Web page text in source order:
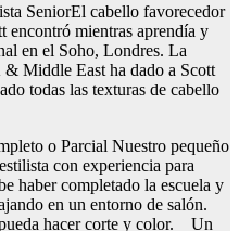
SeniorEl cabello favorecedor
encontró mientras aprendía y
en el Soho, Londres. La
Middle East ha dado a Scott
todas las texturas de cabello
o Parcial Nuestro pequeño
con experiencia para
haber completado la escuela y
en un entorno de salón.
hacer corte y color. Un